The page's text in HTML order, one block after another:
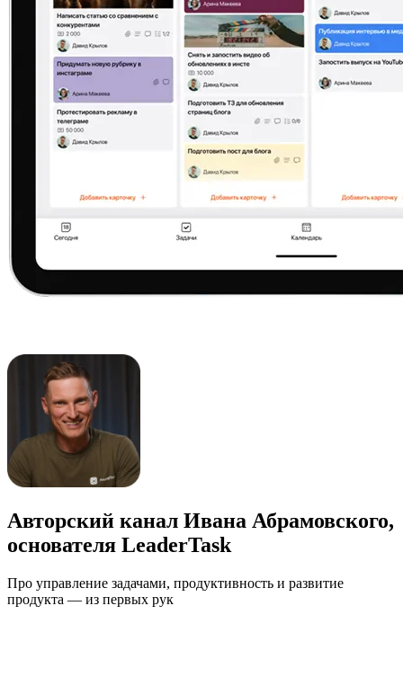
Авторский канал Ивана Абрамовского,
основателя LeaderTask
Про управление задачами, продуктивность и развитие
продукта — из первых рук